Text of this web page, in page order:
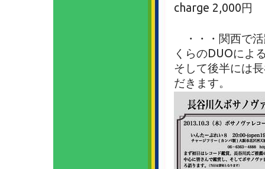
charge 2,000円
・・・関西で活
くらのDUOによ
そして後半には
だきます。